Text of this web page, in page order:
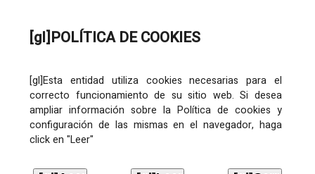
[gl]POLÍTICA DE COOKIES
[gl]Esta entidad utiliza cookies necesarias para el
correcto funcionamiento de su sitio web. Si desea
ampliar información sobre la Política de cookies y
configuración de las mismas en el navegador, haga
click en "Leer"